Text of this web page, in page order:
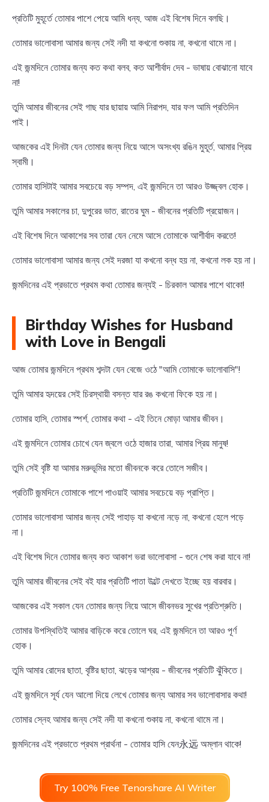
প্রতিটি মুহূর্তে তোমার পাশে পেয়ে আমি ধন্য, আজ এই বিশেষ দিনে বলছি।
তোমার ভালোবাসা আমার জন্য সেই নদী যা কখনো শুকায় না, কখনো থামে না।
এই জন্মদিনে তোমার জন্য কত কথা বলব, কত আশীর্বাদ দেব - ভাষায় বোঝানো যাবে
না!
তুমি আমার জীবনের সেই গাছ যার ছায়ায় আমি নিরাপদ, যার ফল আমি প্রতিদিন
পাই।
আজকের এই দিনটা যেন তোমার জন্য নিয়ে আসে অসংখ্য রঙিন মুহূর্ত, আমার প্রিয়
স্বামী।
তোমার হাসিটাই আমার সবচেয়ে বড় সম্পদ, এই জন্মদিনে তা আরও উজ্জ্বল হোক।
তুমি আমার সকালের চা, দুপুরের ভাত, রাতের ঘুম - জীবনের প্রতিটি প্রয়োজন।
এই বিশেষ দিনে আকাশের সব তারা যেন নেমে আসে তোমাকে আশীর্বাদ করতে!
তোমার ভালোবাসা আমার জন্য সেই দরজা যা কখনো বন্ধ হয় না, কখনো লক হয় না।
জন্মদিনের এই প্রভাতে প্রথম কথা তোমার জন্যই - চিরকাল আমার পাশে থাকো!
Birthday Wishes for Husband
with Love in Bengali
আজ তোমার জন্মদিনে প্রথম শব্দটা যেন বেজে ওঠে "আমি তোমাকে ভালোবাসি"!
তুমি আমার হৃদয়ের সেই চিরস্থায়ী বসন্ত যার রঙ কখনো ফিকে হয় না।
তোমার হাসি, তোমার স্পর্শ, তোমার কথা - এই তিনে মোড়া আমার জীবন।
এই জন্মদিনে তোমার চোখে যেন জ্বলে ওঠে হাজার তারা, আমার প্রিয় মানুষ!
তুমি সেই বৃষ্টি যা আমার মরুভূমির মতো জীবনকে করে তোলে সজীব।
প্রতিটি জন্মদিনে তোমাকে পাশে পাওয়াই আমার সবচেয়ে বড় প্রাপ্তি।
তোমার ভালোবাসা আমার জন্য সেই পাহাড় যা কখনো নড়ে না, কখনো হেলে পড়ে
না।
এই বিশেষ দিনে তোমার জন্য কত আকাশ ভরা ভালোবাসা - গুনে শেষ করা যাবে না!
তুমি আমার জীবনের সেই বই যার প্রতিটি পাতা উল্টে দেখতে ইচ্ছে হয় বারবার।
আজকের এই সকাল যেন তোমার জন্য নিয়ে আসে জীবনভর সুখের প্রতিশ্রুতি।
তোমার উপস্থিতিই আমার বাড়িকে করে তোলে ঘর, এই জন্মদিনে তা আরও পূর্ণ
হোক।
তুমি আমার রোদের ছাতা, বৃষ্টির ছাতা, ঝড়ের আশ্রয় - জীবনের প্রতিটি ঝুঁকিতে।
এই জন্মদিনে সূর্য যেন আলো দিয়ে লেখে তোমার জন্য আমার সব ভালোবাসার কথা!
তোমার স্নেহ আমার জন্য সেই নদী যা কখনো শুকায় না, কখনো থামে না।
জন্মদিনের এই প্রভাতে প্রথম প্রার্থনা - তোমার হাসি যেন永远 অম্লান থাকে!
Try 100% Free Tenorshare AI Writer